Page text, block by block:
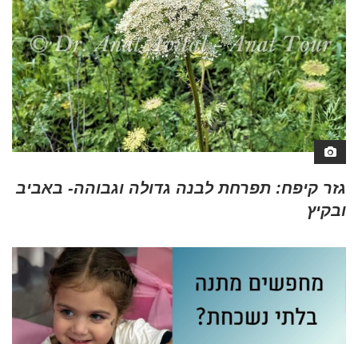
גזר קיפח: תפרחת לבנה גדולה וגבוהה- באביב
ובקיץ